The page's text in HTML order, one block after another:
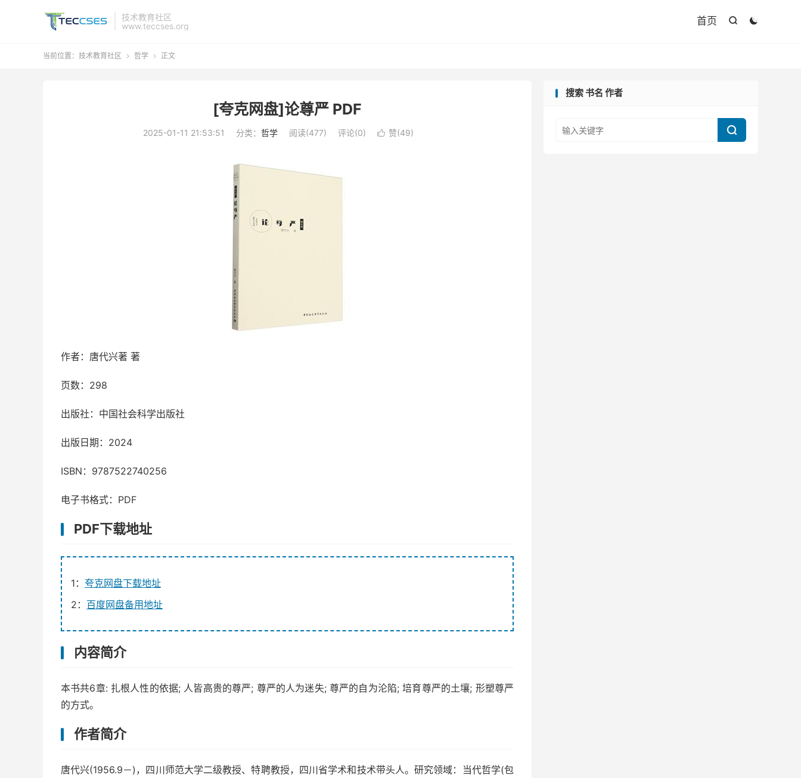
技术教育社区
www.teccses.org


首页
当前位置： 技术教育社区  哲学  正文
[夸克网盘]论尊严 PDF
2025-01-11 21:53:51 分类： 哲学 阅读(477) 评论(0)  赞(49)
作者：唐代兴著 著
页数：298
出版社：中国社会科学出版社
出版日期：2024
ISBN：9787522740256
电子书格式：PDF
PDF下载地址
1： 夸克网盘下载地址
2： 百度网盘备用地址
内容简介
本书共6章: 扎根人性的依据; 人皆高贵的尊严; 尊严的人为迷失; 尊严的自为沦陷; 培育尊严的土壤; 形塑尊严
的方式。
作者简介
唐代兴(1956.9－)，四川师范大学二级教授、特聘教授，四川省学术和技术带头人。研究领域：当代哲学(包
搜索 书名 作者
